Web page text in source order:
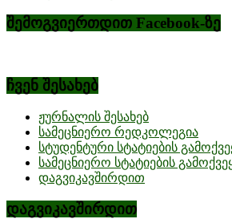
შემოგვიერთდით Facebook-ზე
ჩვენ შესახებ
ჟურნალის შესახებ
სამეცნიერო რედკოლეგია
სტუდენტური სტატიების
სამეცნიერო სტატიების
დაგვიკავშირდით
დაგვიკავშირდით